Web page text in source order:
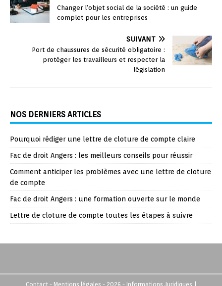
Changer l’objet social de la société : un guide
complet pour les entreprises
SUIVANT
Port de chaussures de sécurité obligatoire :
protéger les travailleurs et respecter la
législation
NOS DERNIERS ARTICLES
Pourquoi rédiger une lettre de cloture de compte claire
Fac de droit Angers : les meilleurs conseils pour réussir
Comment anticiper les problèmes avec une lettre de cloture
de compte
Fac de droit Angers : une formation ouverte sur le monde
Lettre de cloture de compte toutes les étapes à suivre
Contact - Mentions légales - 2026 - Informations Juridiques |